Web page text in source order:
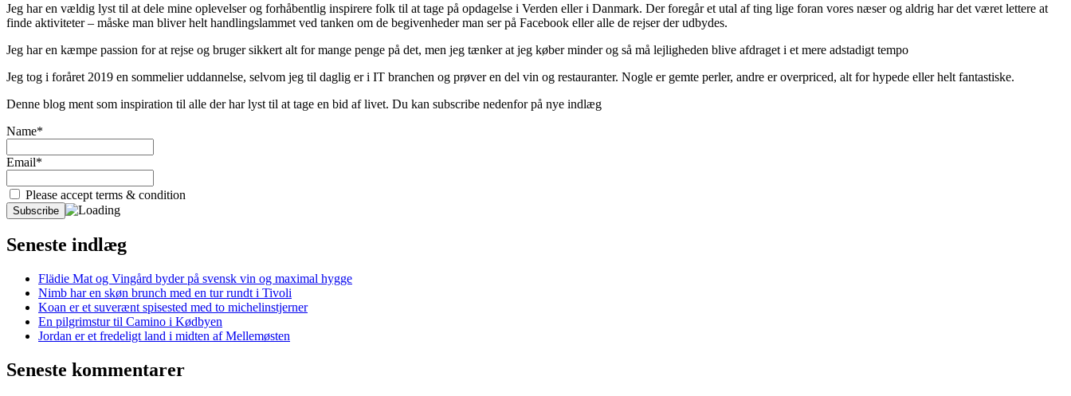
Jeg har en vældig lyst til at dele mine oplevelser og forhåbentlig inspirere folk til at tage på opdagelse i Verden eller i Danmark. Der foregår et utal af ting lige foran vores næser og aldrig har det været lettere at
finde aktiviteter – måske man bliver helt handlingslammet ved tanken om de begivenheder man ser på Facebook eller alle de rejser der udbydes.
Jeg har en kæmpe passion for at rejse og bruger sikkert alt for mange penge på det, men jeg tænker at jeg køber minder og så må lejligheden blive afdraget i et mere adstadigt tempo
Jeg tog i foråret 2019 en sommelier uddannelse, selvom jeg til daglig er i IT branchen og prøver en del vin og restauranter. Nogle er gemte perler, andre er overpriced, alt for hypede eller helt fantastiske.
Denne blog ment som inspiration til alle der har lyst til at tage en bid af livet. Du kan subscribe nedenfor på nye indlæg
Name*
Email*
Please accept terms & condition
Seneste indlæg
Flädie Mat og Vingård byder på svensk vin og maximal hygge
Nimb har en skøn brunch med en tur rundt i Tivoli
Koan er et suverænt spisested med to michelinstjerner
En pilgrimstur til Camino i Kødbyen
Jordan er et fredeligt land i midten af Mellemøsten
Seneste kommentarer